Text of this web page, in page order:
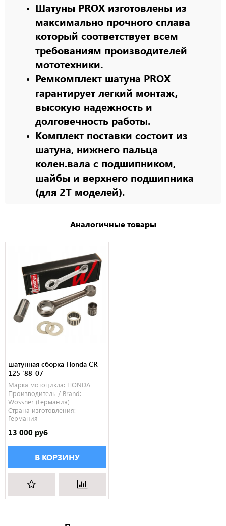
Шатуны PROX изготовлены из
максимально прочного сплава
который соответствует всем
требованиям производителей
мототехники.
Ремкомплект шатуна PROX
гарантирует легкий монтаж,
высокую надежность и
долговечность работы.
Комплект поставки состоит из
шатуна, нижнего пальца
колен.вала с подшипником,
шайбы и верхнего подшипника
(для 2Т моделей).
Аналогичные товары
шатунная сборка Honda CR
125 '88-07
Марка мотоцикла: HONDA
Производитель / Brand:
Wössner (Германия)
Страна изготовления:
Германия
13 000 руб
В КОРЗИНУ